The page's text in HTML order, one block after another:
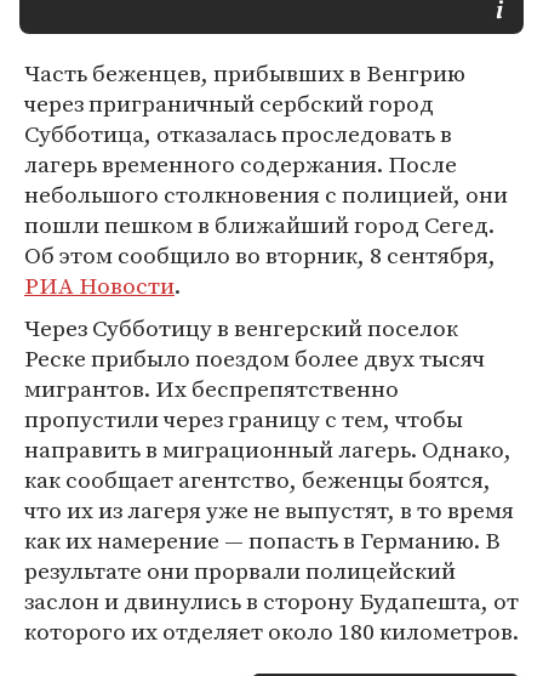
Часть беженцев, прибывших в Венгрию
через приграничный сербский город
Субботица, отказалась проследовать в
лагерь временного содержания. После
небольшого столкновения с полицией, они
пошли пешком в ближайший город Сегед.
Об этом сообщило во вторник, 8 сентября,
РИА Новости.
Через Субботицу в венгерский поселок
Реске прибыло поездом более двух тысяч
мигрантов. Их беспрепятственно
пропустили через границу с тем, чтобы
направить в миграционный лагерь. Однако,
как сообщает агентство, беженцы боятся,
что их из лагеря уже не выпустят, в то время
как их намерение — попасть в Германию. В
результате они прорвали полицейский
заслон и двинулись в сторону Будапешта, от
которого их отделяет около 180 километров.